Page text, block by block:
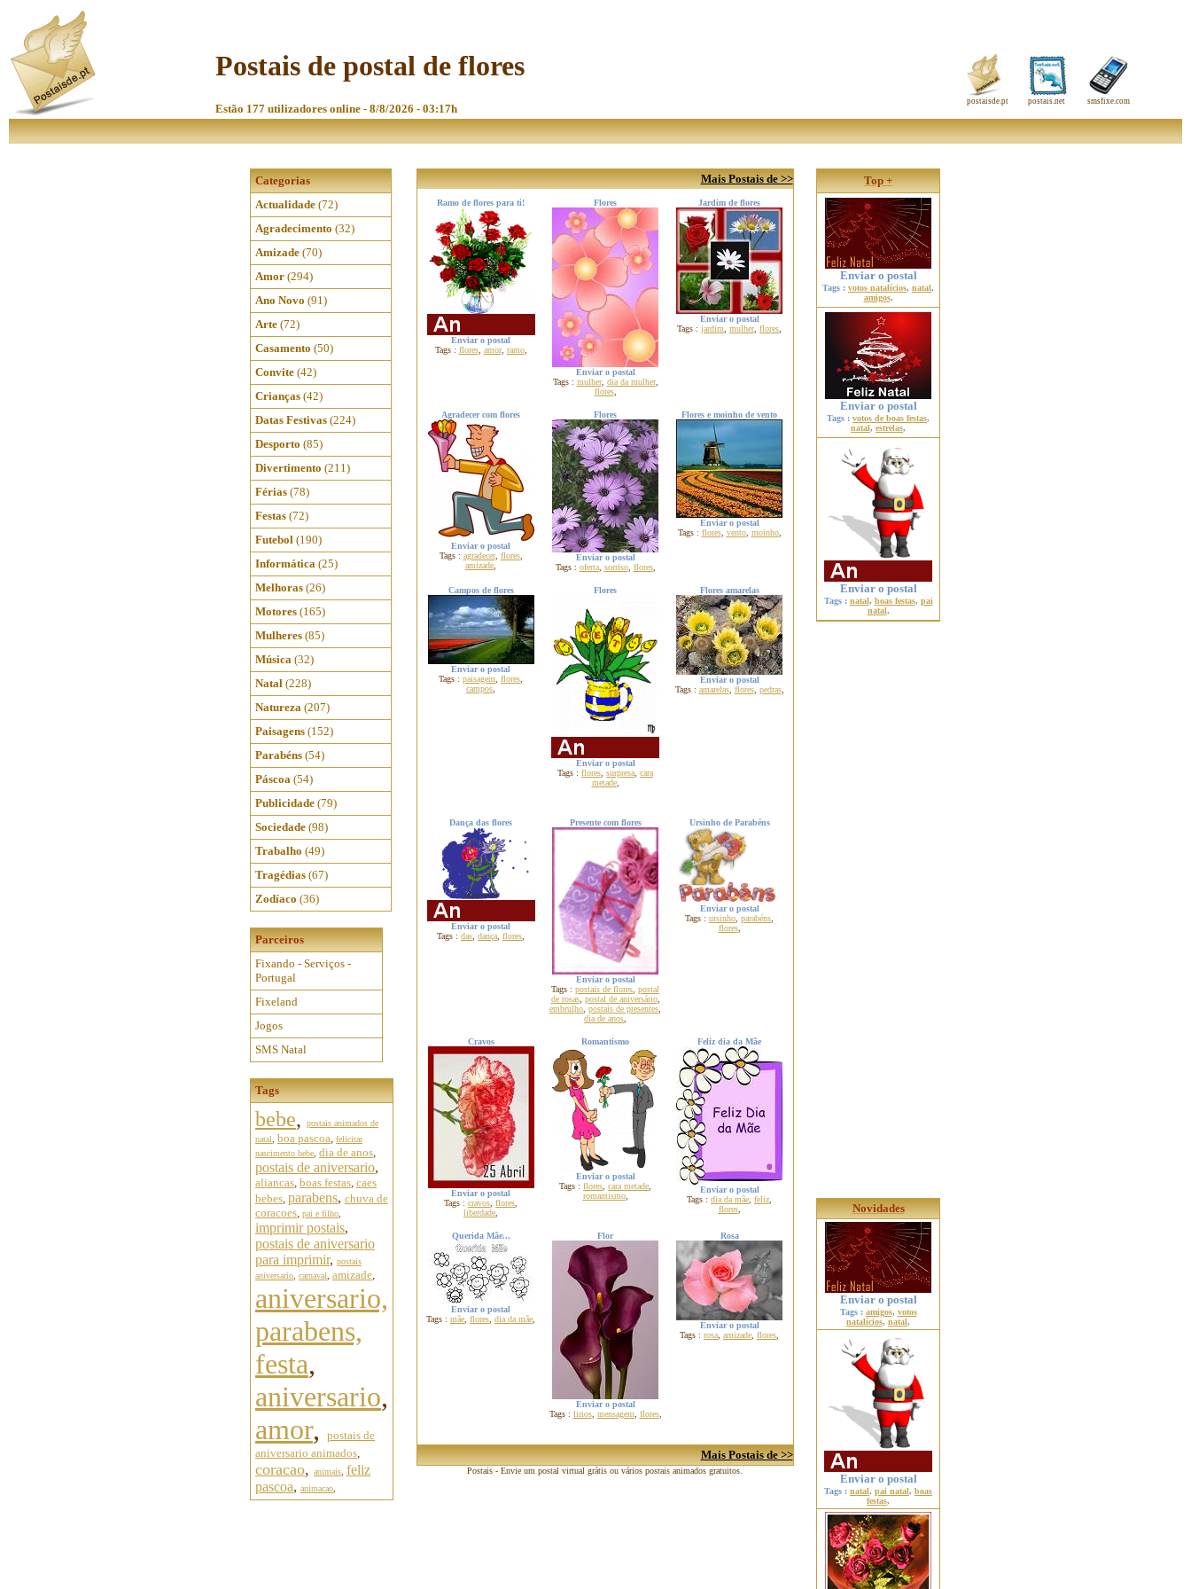
Postais de postal de flores
Estão 177 utilizadores online - 8/8/2026 - 03:17h
postaisde.pt postais.net smsfixe.com
Categorias
Actualidade (72)
Agradecimento (32)
Amizade (70)
Amor (294)
Ano Novo (91)
Arte (72)
Casamento (50)
Convite (42)
Crianças (42)
Datas Festivas (224)
Desporto (85)
Divertimento (211)
Férias (78)
Festas (72)
Futebol (190)
Informática (25)
Melhoras (26)
Motores (165)
Mulheres (85)
Música (32)
Natal (228)
Natureza (207)
Paisagens (152)
Parabéns (54)
Páscoa (54)
Publicidade (79)
Sociedade (98)
Trabalho (49)
Tragédias (67)
Zodíaco (36)
Parceiros
Fixando - Serviços -
Portugal
Fixeland
Jogos
SMS Natal
Tags
bebe,
postais animados de
natal
boa pascoa, felicitar
nascimento bebe dia de anos,
postais de aniversario,
aliancas, boas festas, caes
bebes, parabens, chuva de
coracoes, pai e filho
imprimir postais,
postais de aniversario
para imprimir, postais
aniversario carnaval amizade,
aniversario,
parabens,
festa,
aniversario,
amor,
postais de
aniversario animados,
coracao, animais feliz
pascoa, animacao
Mais Postais de >>
Ramo de flores para ti!
Enviar o postal
Tags : flores, amor, ramo,
Flores
Enviar o postal
Tags : mulher, dia da mulher,
flores,
Jardim de flores
Enviar o postal
Tags : jardim mulher, flores
Agradecer com flores
Enviar o postal
Tags : agradecer, flores,
amizade
Flores
Enviar o postal
Tags : oferta, sorriso, flores,
Flores e moinho de vento
Enviar o postal
Tags : flores, vento, moinho,
Campos de flores
Enviar o postal
Tags : paisagem flores
campos
Flores
Enviar o postal
Tags : flores surpresa cara
metade,
Flores amarelas
Enviar o postal
Tags : amarelas, flores, pedras,
Dança das flores
Enviar o postal
Tags : das dança flores
Presente com flores
Enviar o postal
Tags : postais de flores postal
de rosas, postal de aniversário,
embrulho postais de presentes
dia de anos
Ursinho de Parabéns
Enviar o postal
Tags : ursinho, parabéns,
flores,
Cravos
Enviar o postal
Tags : cravos flores
liberdade
Romantismo
Enviar o postal
Tags : flores cara metade
romantismo,
Feliz dia da Mãe
Enviar o postal
Tags : dia da mãe feliz
flores,
Querida Mãe...
Enviar o postal
Tags : mãe flores dia da mãe
Flor
Enviar o postal
Tags : lirios, mensagem flores,
Rosa
Enviar o postal
Tags : rosa amizade flores
Mais Postais de >>
Postais - Envie um postal virtual grátis ou vários postais animados gratuitos.
Top +
Enviar o postal
Tags : votos natalícios, natal,
amigos,
Enviar o postal
Tags : votos de boas festas,
natal, estrelas,
Enviar o postal
Tags : natal, boas festas, pai
natal,
Novidades
Enviar o postal
Tags : amigos, votos
natalícios, natal,
Enviar o postal
Tags : natal, pai natal, boas
festas,